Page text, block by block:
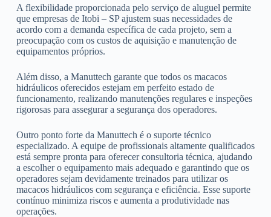
A flexibilidade proporcionada pelo serviço de aluguel permite
que empresas de Itobi – SP ajustem suas necessidades de
acordo com a demanda específica de cada projeto, sem a
preocupação com os custos de aquisição e manutenção de
equipamentos próprios.
Além disso, a Manuttech garante que todos os macacos
hidráulicos oferecidos estejam em perfeito estado de
funcionamento, realizando manutenções regulares e inspeções
rigorosas para assegurar a segurança dos operadores.
Outro ponto forte da Manuttech é o suporte técnico
especializado. A equipe de profissionais altamente qualificados
está sempre pronta para oferecer consultoria técnica, ajudando
a escolher o equipamento mais adequado e garantindo que os
operadores sejam devidamente treinados para utilizar os
macacos hidráulicos com segurança e eficiência. Esse suporte
contínuo minimiza riscos e aumenta a produtividade nas
operações.